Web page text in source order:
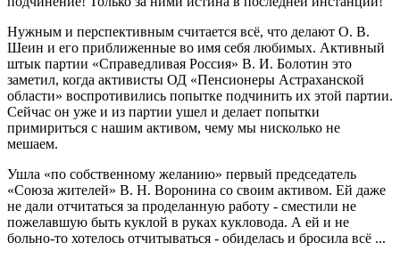
Нужным и перспективным считается всё, что делают О. В.
Шеин и его приближенные во имя себя любимых. Активный
штык партии «Справедливая Россия» В. И. Болотин это
заметил, когда активисты ОД «Пенсионеры Астраханской
области» воспротивились попытке подчинить их этой партии.
Сейчас он уже и из партии ушел и делает попытки
примириться с нашим активом, чему мы нисколько не
мешаем.
Ушла «по собственному желанию» первый председатель
«Союза жителей» В. Н. Воронина со своим активом. Ей даже
не дали отчитаться за проделанную работу - сместили не
пожелавшую быть куклой в руках кукловода. А ей и не
больно-то хотелось отчитываться - обиделась и бросила всё ...